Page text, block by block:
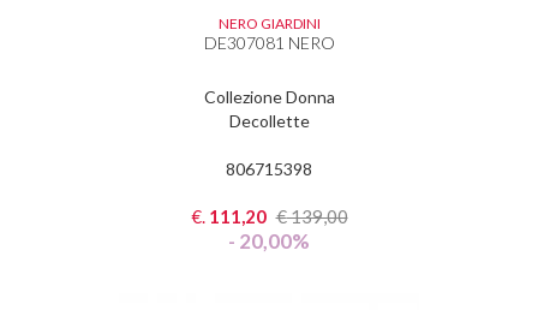
NERO GIARDINI
DE307081 NERO
Collezione Donna
Decollette
806715398
€.111,20 €139,00
- 20,00%